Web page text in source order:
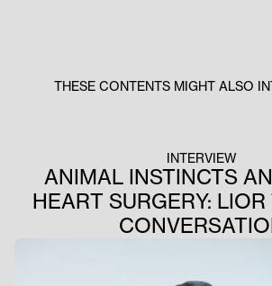
THESE CONTENTS MIGHT ALSO
INTERVIEW
ANIMAL INSTINCTS
HEART SURGERY: LIOR